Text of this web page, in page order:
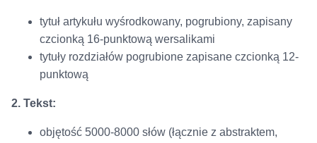
tytuł artykułu wyśrodkowany, pogrubiony, zapisany
czcionką 16-punktową wersalikami
tytuły rozdziałów pogrubione zapisane czcionką 12-
punktową
2. Tekst:
objętość 5000-8000 słów (łącznie z abstraktem,